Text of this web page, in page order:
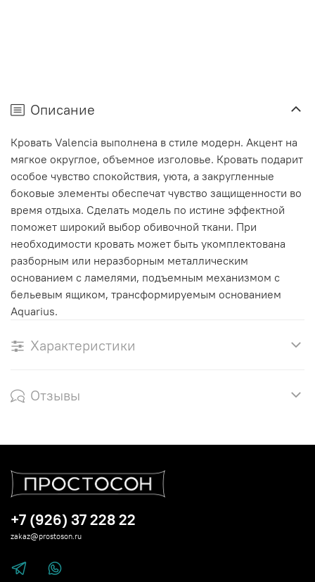
Описание
Кровать Valencia выполнена в стиле модерн. Акцент на
мягкое округлое, объемное изголовье. Кровать подарит
особое чувство спокойствия, уюта, а закругленные
боковые элементы обеспечат чувство защищенности во
время отдыха. Сделать модель по истине эффектной
поможет широкий выбор обивочной ткани. При
необходимости кровать может быть укомплектована
разборным или неразборным металлическим
основанием с ламелями, подъемным механизмом с
бельевым ящиком, трансформируемым основанием
Aquarius.
Характеристики
Отзывы
+7 (926) 37 228 22
zakaz@prostoson.ru